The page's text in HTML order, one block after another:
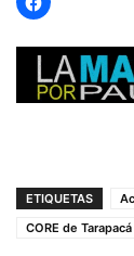
ETIQUETAS
CORE de Tarapacá